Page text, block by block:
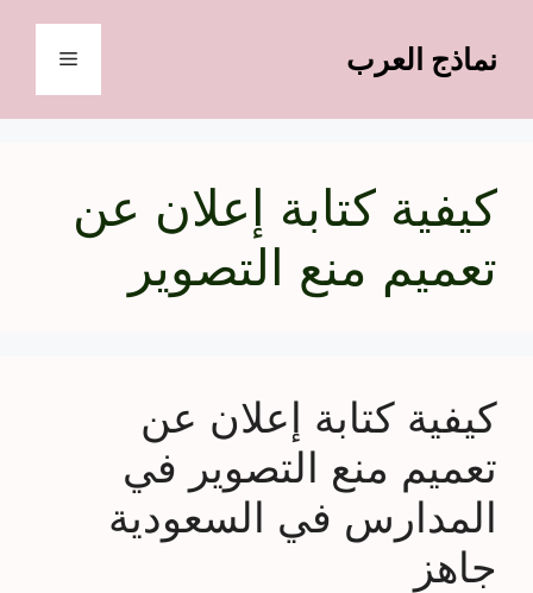
المحتوىنماذج العرب القائمة
كيفية كتابة إعلان عن
تعميم منع التصوير
كيفية كتابة إعلان عن
تعميم منع التصوير في
المدارس في السعودية
جاهز